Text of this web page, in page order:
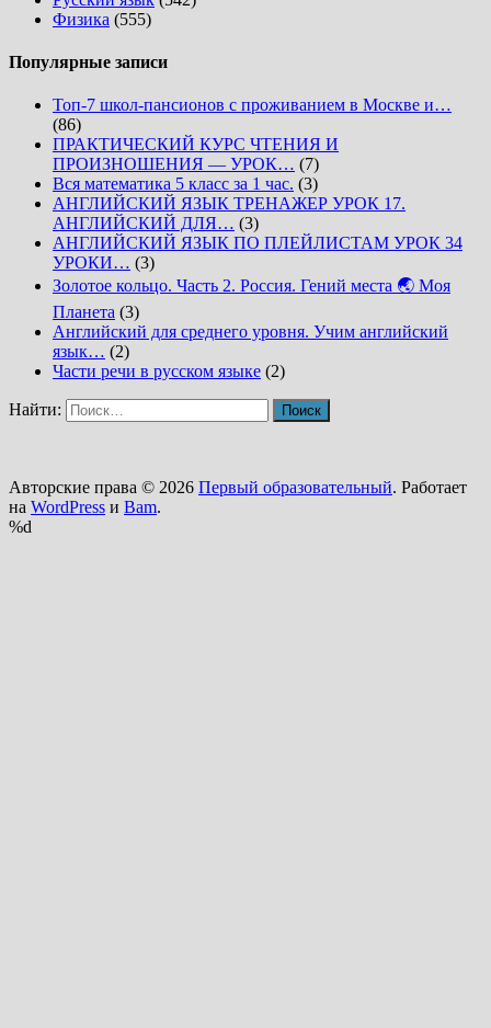
Физика (555)
Популярные записи
Топ-7 школ-пансионов с проживанием в Москве и…
(86)
ПРАКТИЧЕСКИЙ КУРС ЧТЕНИЯ И
ПРОИЗНОШЕНИЯ — УРОК… (7)
Вся математика 5 класс за 1 час. (3)
АНГЛИЙСКИЙ ЯЗЫК ТРЕНАЖЕР УРОК 17.
АНГЛИЙСКИЙ ДЛЯ… (3)
АНГЛИЙСКИЙ ЯЗЫК ПО ПЛЕЙЛИСТАМ УРОК 34
УРОКИ… (3)
Золотое кольцо. Часть 2. Россия. Гений места 🌏 Моя
Планета (3)
Английский для среднего уровня. Учим английский
язык… (2)
Части речи в русском языке (2)
Найти:
Авторские права © 2026 Первый образовательный. Работает
на WordPress и Bam.
%d